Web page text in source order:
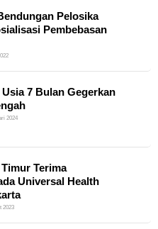
Pelosika
Pembebasan
7 Bulan Gegerkan
2024
Terima
Universal Health
2023